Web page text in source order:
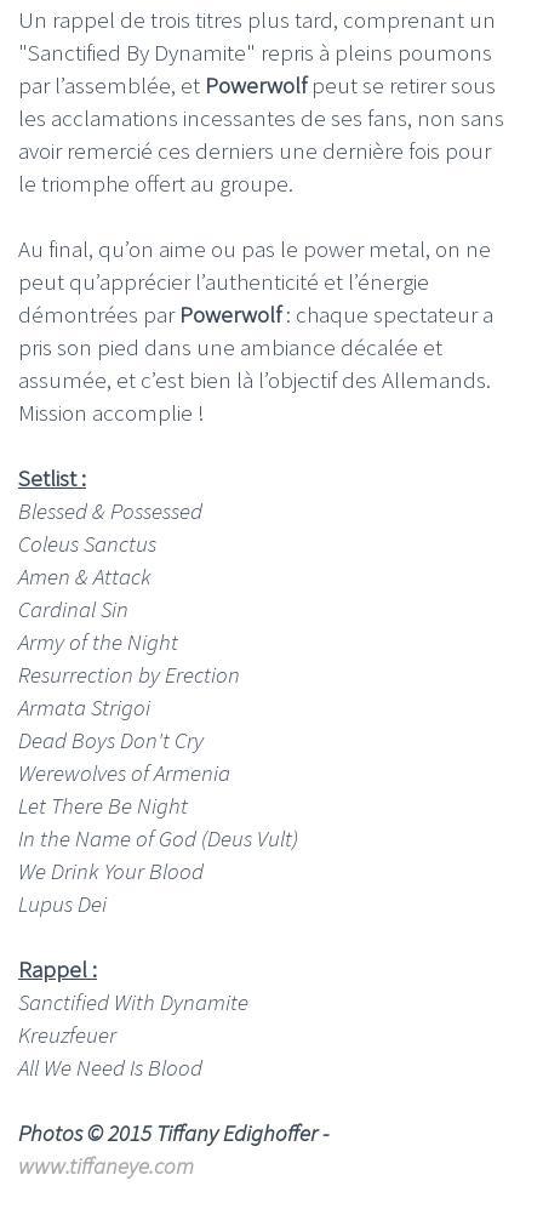
Un rappel de trois titres plus tard, comprenant un
"Sanctified By Dynamite" repris à pleins poumons
par l’assemblée, et Powerwolfpeut se retirer sous
les acclamations incessantes de ses fans, non sans
avoir remercié ces derniers une dernière fois pour
le triomphe offert au groupe.
Au final, qu’on aime ou pas le power metal, on ne
peut qu’apprécier l’authenticité et l’énergie
démontrées par Powerwolf: chaque spectateur a
pris son pied dans une ambiance décalée et
assumée, et c’est bien là l’objectif des Allemands.
Mission accomplie !
Setlist :
Blessed & Possessed
Coleus Sanctus
Amen & Attack
Cardinal Sin
Army of the Night
Resurrection by Erection
Armata Strigoi
Dead Boys Don't Cry
Werewolves of Armenia
Let There Be Night
In the Name of God (Deus Vult)
We Drink Your Blood
Lupus Dei
Rappel :
Sanctified With Dynamite
Kreuzfeuer
All We Need Is Blood
Photos © 2015 Tiffany Edighoffer -
www.tiffaneye.com